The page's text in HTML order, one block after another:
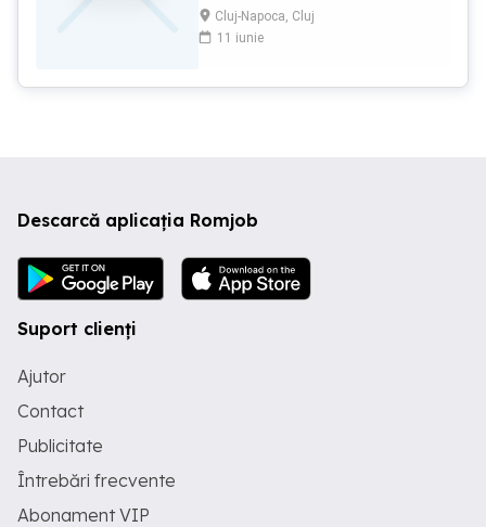
bucatarie, Ospatar, sofer, casier si
ingrijitor . - Salariu atractiv - Bonuri de
masa. - Program flexibil Rugam
Cluj-Napoca, Cluj
11 iunie
Descarcă aplicația Romjob
Suport clienți
Ajutor
Contact
Publicitate
Întrebări frecvente
Abonament VIP